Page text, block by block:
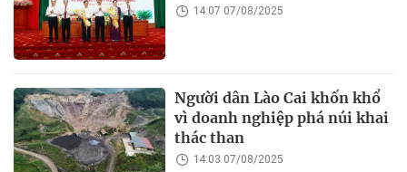
14:07 07/08/2025
Người dân Lào Cai khốn khổ
vì doanh nghiệp phá núi khai
thác than
14:03 07/08/2025